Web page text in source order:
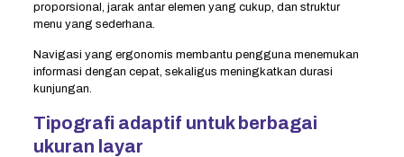
proporsional, jarak antar elemen yang cukup, dan struktur
menu yang sederhana.
Navigasi yang ergonomis membantu pengguna menemukan
informasi dengan cepat, sekaligus meningkatkan durasi
kunjungan.
Tipografi adaptif untuk berbagai
ukuran layar